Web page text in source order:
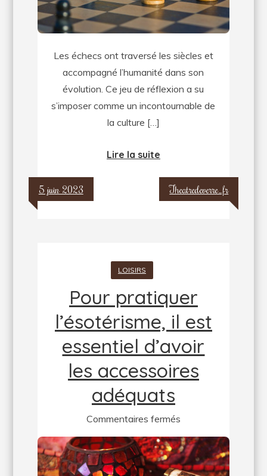
parfaits
pour
les
occasions
Les échecs ont traversé les siècles et
accompagné l’humanité dans son
évolution. Ce jeu de réflexion a su
s’imposer comme un incontournable de
la culture […]
Lire la suite
5 juin 2023 Theatredeverre_fr
LOISIRS
Pour pratiquer
l’ésotérisme, il est
essentiel d’avoir
les accessoires
adéquats
Commentaires ferméssur
Pour
pratiquer
l’ésotérisme,